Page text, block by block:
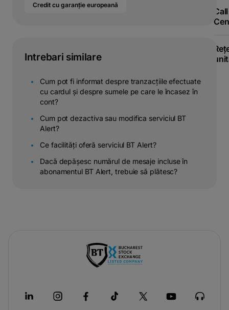
Call
Credit cu garanție europeană
Intrebari similare
Cum pot fi informat despre tranzacțiile efectuate
cu cardul și despre sumele pe care le încasez în
cont?
Cum pot dezactiva sau modifica serviciul BT
Alert?
Ce facilități oferă serviciul BT Alert?
Dacă depășesc numărul de mesaje incluse în
abonamentul BT Alert, trebuie să plătesc?
a